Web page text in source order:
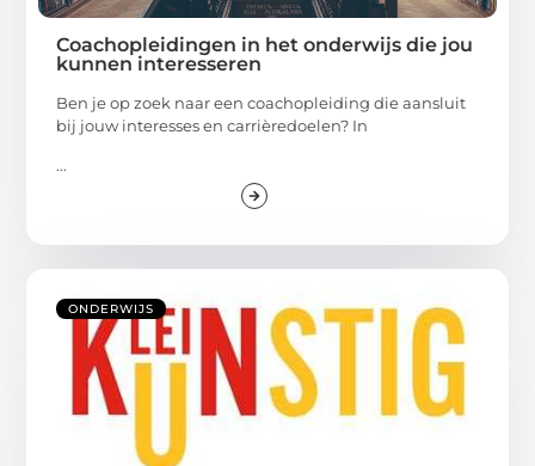
Coachopleidingen in het onderwijs die jou
kunnen interesseren
Ben je op zoek naar een coachopleiding die aansluit
bij jouw interesses en carrièredoelen? In
...
ONDERWIJS